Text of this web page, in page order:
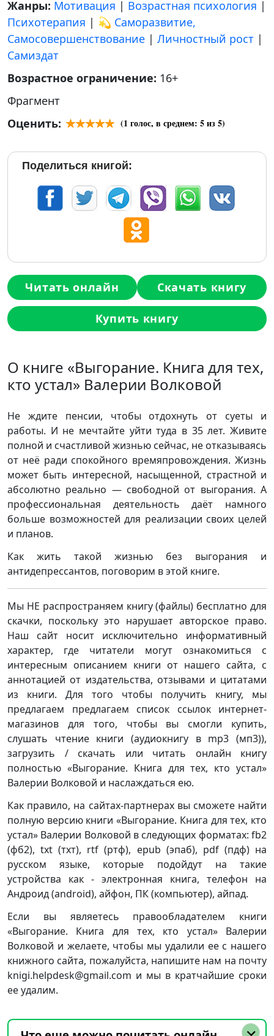
Жанры: Мотивация | Возрастная психология |
Психотерапия | 💫 Саморазвитие,
Самосовершенствование | Личностный рост |
Самиздат
Возрастное ограничение: 16+
Фрагмент
Оценить:
(1 голос, в среднем: 5из 5)
Поделиться книгой:
Читать онлайн Скачать книгу
Купить книгу
О книге «Выгорание. Книга для тех,
кто устал» Валерии Волковой
Не ждите пенсии, чтобы отдохнуть от суеты и
работы. И не мечтайте уйти туда в 35 лет. Живите
полной и счастливой жизнью сейчас, не отказываясь
от неё ради спокойного времяпровождения. Жизнь
может быть интересной, насыщенной, страстной и
абсолютно реально — свободной от выгорания. А
профессиональная деятельность даёт намного
больше возможностей для реализации своих целей
и планов.
Как жить такой жизнью без выгорания и
антидепрессантов, поговорим в этой книге.
Мы НЕ распространяем книгу (файлы) бесплатно для
скачки, поскольку это нарушает авторское право.
Наш сайт носит исключительно информативный
характер, где читатели могут ознакомиться с
интересным описанием книги от нашего сайта, с
аннотацией от издательства, отзывами и цитатами
из книги. Для того чтобы получить книгу, мы
предлагаем предлагаем список ссылок интернет-
магазинов для того, чтобы вы смогли купить,
слушать чтение книги (аудиокнигу в mp3 (мп3)),
загрузить / скачать или читать онлайн книгу
полностью «Выгорание. Книга для тех, кто устал»
Валерии Волковой и наслаждаться ею.
Как правило, на сайтах-партнерах вы сможете найти
полную версию книги «Выгорание. Книга для тех, кто
устал» Валерии Волковой в следующих форматах: fb2
(фб2), txt (тхт), rtf (ртф), epub (эпаб), pdf (пдф) на
русском языке, которые подойдут на такие
устройства как - электронная книга, телефон на
Андроид (android), айфон, ПК (компьютер), айпад.
Если вы являетесь правообладателем книги
«Выгорание. Книга для тех, кто устал» Валерии
Волковой и желаете, чтобы мы удалили ее с нашего
книжного сайта, пожалуйста, напишите нам на почту
knigi.helpdesk@gmail.com и мы в кратчайшие сроки
ее удалим.